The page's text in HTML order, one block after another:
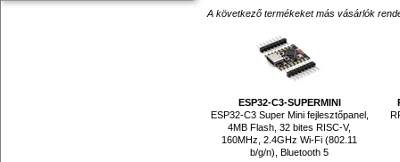
A következő termékeket más vásárlók
ESP32-C3-SUPERMINI
ESP32-C3 Super Mini fejlesztőpanel,
4MB Flash, 32 bites RISC-V,
160MHz, 2.4GHz Wi-Fi (802.11
b/g/n), Bluetooth 5